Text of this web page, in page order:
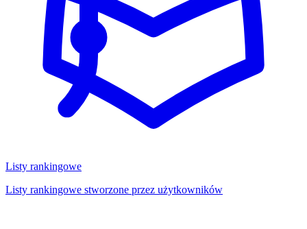
Listy rankingowe
Listy rankingowe stworzone przez użytkowników